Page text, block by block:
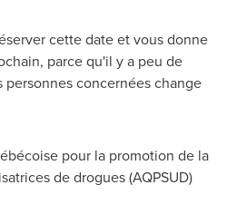
cette date et vous donne
parce qu'il y a peu de
concernées change
pour la promotion de la
de drogues (AQPSUD)